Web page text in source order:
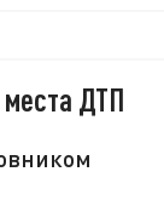
ДТП